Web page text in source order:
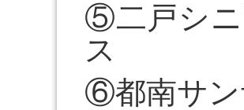
⑤二戸シニ
ス
⑥都南サン